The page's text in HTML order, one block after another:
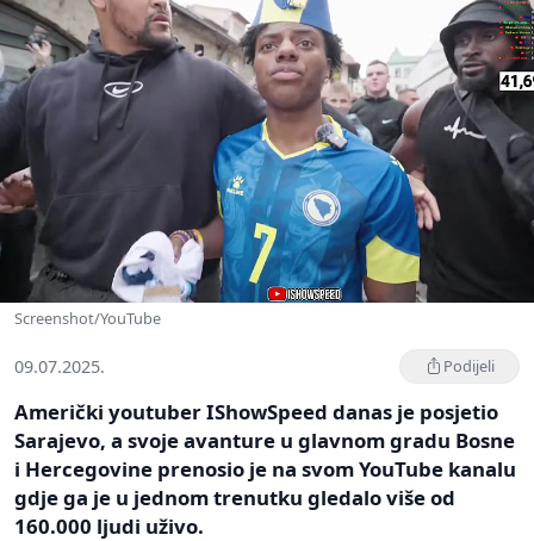
Screenshot/YouTube
09.07.2025. Podijeli
Američki youtuber IShowSpeed danas je posjetio
Sarajevo, a svoje avanture u glavnom gradu Bosne
i Hercegovine prenosio je na svom YouTube kanalu
gdje ga je u jednom trenutku gledalo više od
160.000 ljudi uživo.